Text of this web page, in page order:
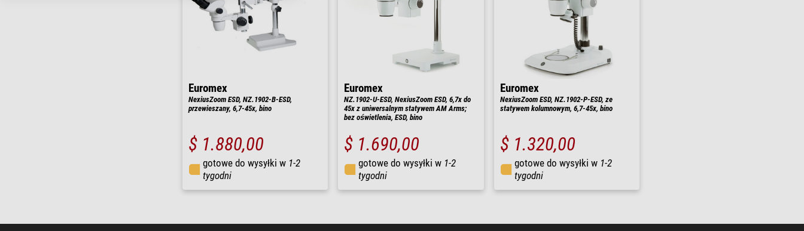
Euromex
NexiusZoom ESD, NZ.1902-B-ESD,
przewieszany, 6,7-45x, bino
$ 1.880,00
gotowe do wysyłki w 1-2
tygodni
Euromex
NZ.1902-U-ESD, NexiusZoom ESD, 6,7x do
45x z uniwersalnym statywem AM Arms;
bez oświetlenia, ESD, bino
$ 1.690,00
gotowe do wysyłki w 1-2
tygodni
Euromex
NexiusZoom ESD, NZ.1902-P-ESD, ze
statywem kolumnowym, 6,7-45x, bino
$ 1.320,00
gotowe do wysyłki w 1-2
tygodni